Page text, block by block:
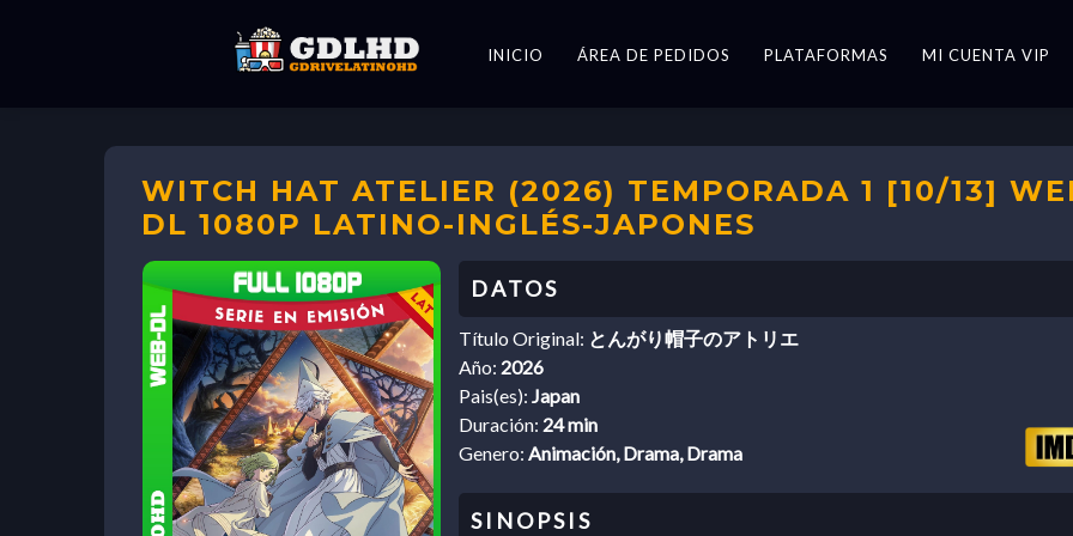
INICIO ÁREA DE PEDIDOS PLATAFORMAS MI CUENTA VIP
WITCH HAT ATELIER (2026) TEMPORADA 1 [10/13]
DL 1080P LATINO-INGLÉS-JAPONES
Título Original: とんがり帽子のアトリエ
Año: 2026
Pais(es): Japan
Duración: 24 min
Genero: Animación, Drama, Drama